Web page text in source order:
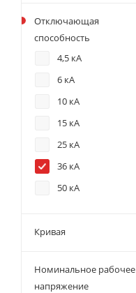
Отключающая
способность
4,5 кА
6 кА
10 кА
15 кА
25 кА
36 кА
50 кА
Кривая
Номинальное рабочее
напряжение